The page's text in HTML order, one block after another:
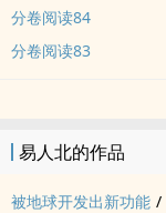
分卷阅读84
分卷阅读83
易人北的作品
被地球开发出新功能 /